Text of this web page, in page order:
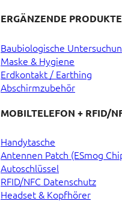
ERGÄNZENDE PRODUKTE
Baubiologische
Maske & Hygiene
Erdkontakt / Earthing
Abschirmzubehör
MOBILTELEFON + RFID/
Handytasche
Antennen Patch (ESmog
Autoschlüssel
RFID/NFC Datenschutz
Headset & Kopfhörer